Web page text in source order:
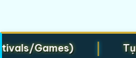
Games) Tục